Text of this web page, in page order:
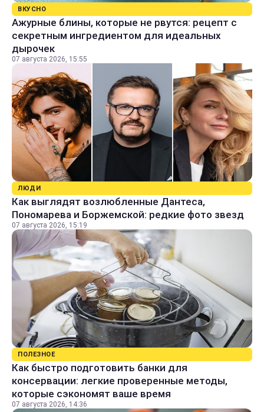
ВКУСНО
Ажурные блины, которые не рвутся: рецепт с
секретным ингредиентом для идеальных
дырочек
07 августа 2026, 15:55
ЛЮДИ
Как выглядят возлюбленные Дантеса,
Пономарева и Боржемской: редкие фото звезд
07 августа 2026, 15:19
ПОЛЕЗНОЕ
Как быстро подготовить банки для
консервации: легкие проверенные методы,
которые сэкономят ваше время
07 августа 2026, 14:36